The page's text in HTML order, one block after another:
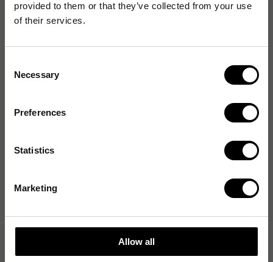
provided to them or that they’ve collected from your use
of their services.
Selection
Necessary
Preferences
Statistics
Marketing
Allow all
Artikelnummer : 1533191
Originalnummer
Material
Vikt